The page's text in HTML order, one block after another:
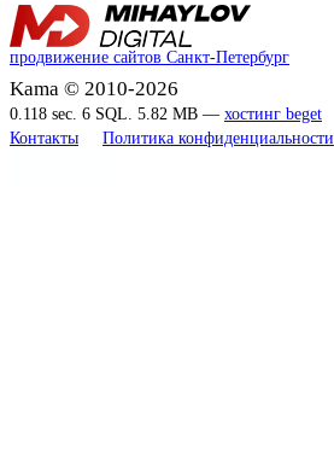
продвижение сайтов Санкт-Петербург
Kama © 2010-2026
0.118 sec. 6 SQL. 5.82 MB — хостинг beget
Контакты
Политика конфиденциальности